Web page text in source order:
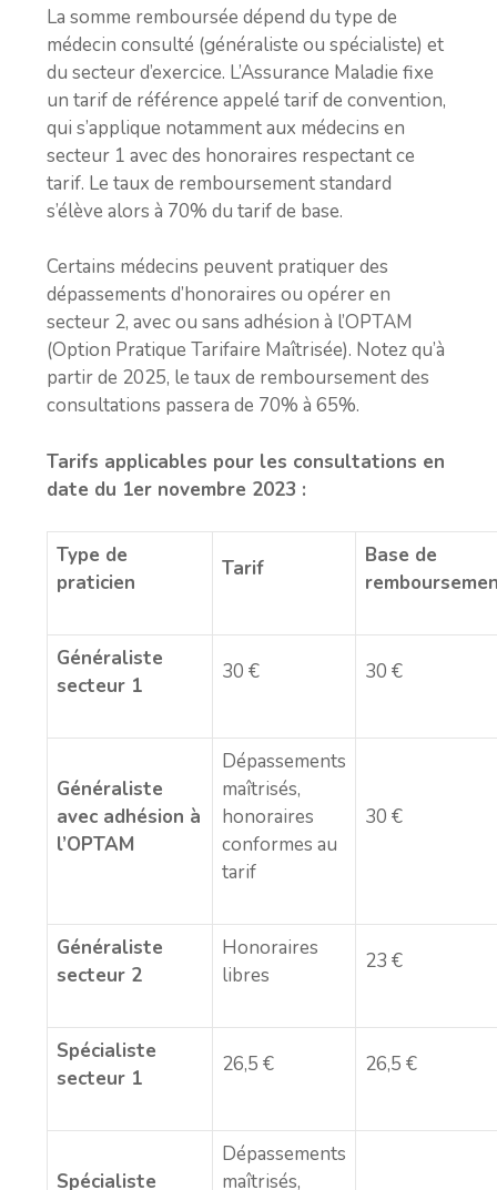
La somme remboursée dépend du type de
médecin consulté (généraliste ou spécialiste) et
du secteur d’exercice. L’Assurance Maladie fixe
un tarif de référence appelé tarif de convention,
qui s’applique notamment aux médecins en
secteur 1 avec des honoraires respectant ce
tarif. Le taux de remboursement standard
s’élève alors à 70% du tarif de base.
Certains médecins peuvent pratiquer des
dépassements d’honoraires ou opérer en
secteur 2, avec ou sans adhésion à l’OPTAM
(Option Pratique Tarifaire Maîtrisée). Notez qu’à
partir de 2025, le taux de remboursement des
consultations passera de 70% à 65%.
Tarifs applicables pour les consultations en
date du 1er novembre 2023 :
Type de
praticien
Tarif
Base de
Généraliste
secteur 1
30 € 30 €
Généraliste
avec adhésion à
l’OPTAM
Dépassements
maîtrisés,
honoraires
conformes au
tarif
30 €
Généraliste
secteur 2
Honoraires
libres
23 €
Spécialiste
secteur 1
26,5 € 26,5 €
Spécialiste
Dépassements
maîtrisés,